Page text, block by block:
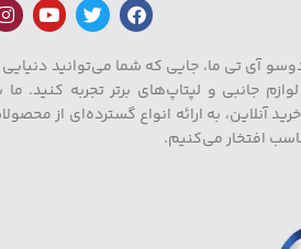
آی تی ما، جایی که شما می‌توانید دنیایی
جانبی و لپتاپ‌های برتر تجربه کنید. ما
آنلاین، به ارائه انواع گسترده‌ای از
افتخار می‌کنیم.